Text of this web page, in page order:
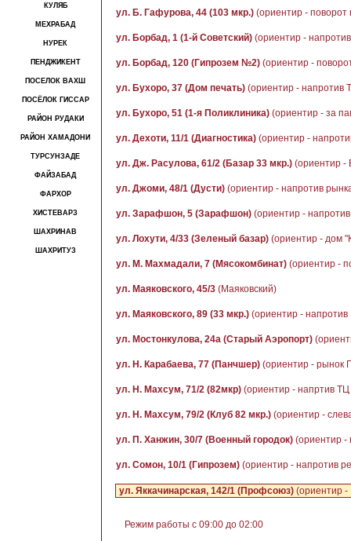
КУЛЯБ
МЕХРАБАД
НУРЕК
ПЕНДЖИКЕНТ
ПОСЕЛОК ВАХШ
ПОСЁЛОК ГИССАР
РАЙОН РУДАКИ
РАЙОН ХАМАДОНИ
ТУРСУНЗАДЕ
ФАЙЗАБАД
ФАРХОР
ХИСТЕВАРЗ
ШАХРИНАВ
ШАХРИТУЗ
ул. Б. Гафурова, 44 (103 мкр.) (ориентир - поворот
ул. Борбад, 1 (1-й Советский) (ориентир -
ул. Борбад, 120 (Гипрозем №2) (ориентир -
ул. Бухоро, 37 (Дом печать) (ориентир - напротив
ул. Бухоро, 51 (1-я Поликлиника) (ориентир - за
ул. Дехоти, 11/1 (Диагностика) (ориентир -
ул. Дж. Расулова, 61/2 (Базар 33 мкр.) (ориентир -
ул. Джоми, 48/1 (Дусти) (ориентир - напротив
ул. Зарафшон, 5 (Зарафшон) (ориентир -
ул. Лохути, 4/33 (Зеленый базар) (ориентир - дом
ул. М. Махмадали, 7 (Мясокомбинат) (ориентир -
ул. Маяковского, 45/3 (Маяковский)
ул. Маяковского, 89 (33 мкр.) (ориентир - напротив
ул. Мостонкулова, 24а (Старый Аэропорт)
ул. Н. Карабаева, 77 (Панчшер) (ориентир - рынок
ул. Н. Махсум, 71/2 (82мкр) (ориентир - напртив ТЦ
ул. Н. Махсум, 79/2 (Клуб 82 мкр.) (ориентир -
ул. П. Ханжин, 30/7 (Военный городок) (ориентир -
ул. Сомон, 10/1 (Гипрозем) (ориентир - напротив
ул. Яккачинарская, 142/1 (Профсоюз) (ориентир -
Режим работы c 09:00 до 02:00